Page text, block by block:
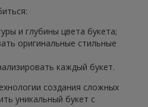
и глубины цвета букета;
оригинальные стильные
каждый букет.
создания сложных
уникальный букет с